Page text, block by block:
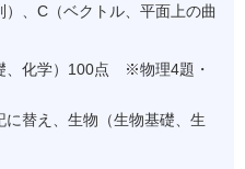
、C（ベクトル、平面上の曲
、化学）100点 ※物理4題・
替え、生物（生物基礎、生